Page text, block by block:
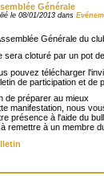
Générale
le 08/01/2013 dans
Générale du
sera cloturé par un pot de
pouvez télécharger
de participation et de
de préparer au mieux
manifestation, nous
présence à l'aide du
remettre à un membre